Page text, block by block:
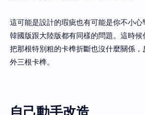
這可能是設計的瑕疵也有可能是你不小
韓國版跟大陸版都有同樣的問題。這時候
把那根特別粗的卡榫折斷也沒什麼關係
外三根卡榫。
自己動手改造